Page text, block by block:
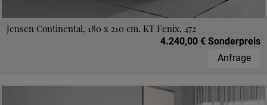
Jensen Continental, 180 x 210 cm, KT Fenix, 472
4.240,00 € Sonderpreis
Anfrage